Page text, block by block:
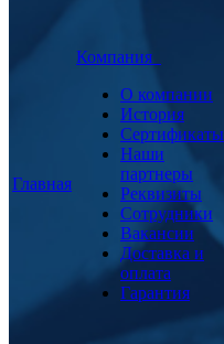
Главная
Компания
О компании
История
Сертификаты
Наши
партнеры
Реквизиты
Сотрудники
Вакансии
Доставка и
оплата
Гарантия